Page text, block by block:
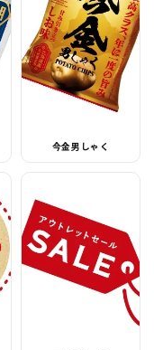
今金男しゃく